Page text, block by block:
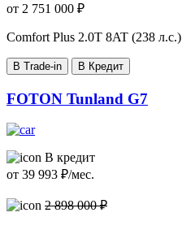
от 2 751 000 ₽
Comfort Plus 2.0T 8AT (238
В Trade-in В Кредит
FOTON Tunland G7
В кредит
от 39 993 ₽/мес.
2 898 000 ₽